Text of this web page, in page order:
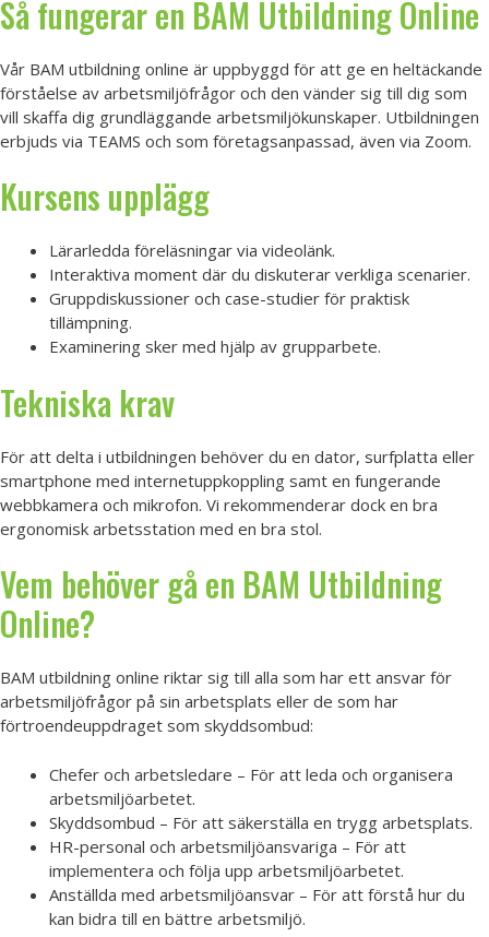
Så fungerar en BAM Utbildning Online
Vår BAM utbildning online är uppbyggd för att ge en heltäckande
förståelse av arbetsmiljöfrågor och den vänder sig till dig som
vill skaffa dig grundläggande arbetsmiljökunskaper. Utbildningen
erbjuds via TEAMS och som företagsanpassad, även via Zoom.
Kursens upplägg
Lärarledda föreläsningar via videolänk.
Interaktiva moment där du diskuterar verkliga scenarier.
Gruppdiskussioner och case-studier för praktisk
tillämpning.
Examinering sker med hjälp av grupparbete.
Tekniska krav
För att delta i utbildningen behöver du en dator, surfplatta eller
smartphone med internetuppkoppling samt en fungerande
webbkamera och mikrofon. Vi rekommenderar dock en bra
ergonomisk arbetsstation med en bra stol.
Vem behöver gå en BAM Utbildning
Online?
BAM utbildning online riktar sig till alla som har ett ansvar för
arbetsmiljöfrågor på sin arbetsplats eller de som har
förtroendeuppdraget som skyddsombud:
Chefer och arbetsledare – För att leda och organisera
arbetsmiljöarbetet.
Skyddsombud – För att säkerställa en trygg arbetsplats.
HR-personal och arbetsmiljöansvariga – För att
implementera och följa upp arbetsmiljöarbetet.
Anställda med arbetsmiljöansvar – För att förstå hur du
kan bidra till en bättre arbetsmiljö.